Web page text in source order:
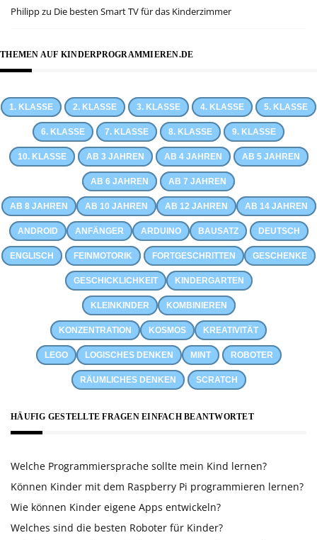
Philippzu Die besten Smart TV für das Kinderzimmer
THEMEN AUF KINDERPROGRAMMIEREN.DE
1. KLASSE 2. KLASSE 3. KLASSE 4. KLASSE 5. KLASSE
6. KLASSE 7. KLASSE 8. KLASSE 9. KLASSE
10. KLASSE AB 3 JAHREN AB 4 JAHREN AB 5 JAHREN
AB 6 JAHREN AB 7 JAHREN
AB 8 JAHREN AB 10 JAHREN AB 12 JAHREN AB 14 JAHREN
ANDROID ANFÄNGER ARDUINO BAUSATZ DEUTSCH
ENGLISCH FEINMOTORIK FORTGESCHRITTEN GESCHENKE
GESCHICKLICHKEIT KINDERGARTEN
KLEINKINDER KOMBINIEREN
KONZENTRATION KOSMOS KREATIVITÄT
LEGO LOGISCHES DENKEN MINT ROBOTER
RÄUMLICHES DENKEN SCRATCH
HÄUFIG GESTELLTE FRAGEN EINFACH BEANTWORTET
Welche Programmiersprache sollte mein Kind lernen?
Können Kinder mit dem Raspberry Pi programmieren lernen?
Wie können Kinder eigene Apps entwickeln?
Welches sind die besten Roboter für Kinder?